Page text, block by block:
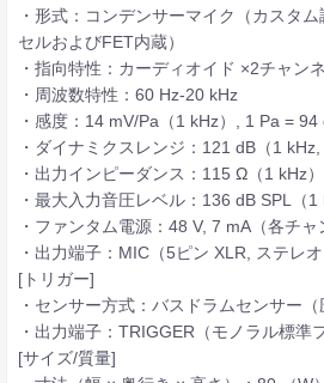
・形式：コンデンサーマイク（カスタ
セルおよびFET内蔵）
・指向特性：カーディオイド ×2チャン
・周波数特性：60 Hz-20 kHz
・感度：14 mV/Pa（1 kHz）, 1 Pa = 94
・ダイナミクスレンジ：121 dB（1 kHz,
・出力インピーダンス：115 Ω（1 kHz）
・最大入力音圧レベル：136 dB SPL（1
・ファンタム電源：48 V, 7 mA（各チャ
・出力端子：MIC（5ピン XLR, ステレオ
[トリガー]
・センサー方式：バスドラムセンサー（
・出力端子：TRIGGER（モノラル標準
[サイズ/質量]